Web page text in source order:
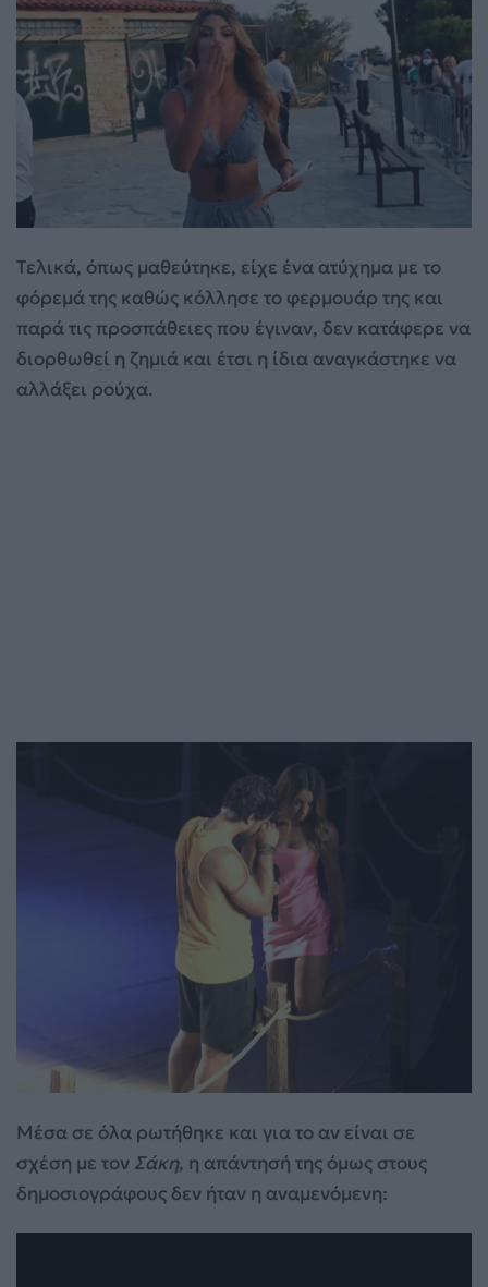
Τελικά, όπως μαθεύτηκε, είχε ένα ατύχημα με το
φόρεμά της καθώς κόλλησε το φερμουάρ της και
παρά τις προσπάθειες που έγιναν, δεν κατάφερε να
διορθωθεί η ζημιά και έτσι η ίδια αναγκάστηκε να
αλλάξει ρούχα.
Μέσα σε όλα ρωτήθηκε και για το αν είναι σε
σχέση με τον Σάκη, η απάντησή της όμως στους
δημοσιογράφους δεν ήταν η αναμενόμενη: